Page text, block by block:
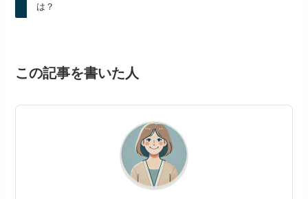
は？
この記事を書いた人